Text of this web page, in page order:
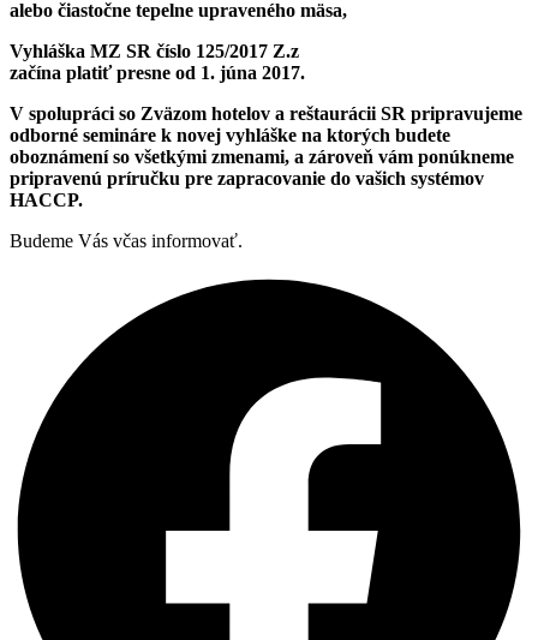
alebo čiastočne tepelne upraveného mäsa,
Vyhláška MZ SR číslo 125/2017 Z.z
začína platiť presne od 1. júna 2017.
V spolupráci so Zväzom hotelov a reštaurácii SR pripravujeme
odborné semináre k novej vyhláške na ktorých budete
oboznámení so všetkými zmenami, a zároveň vám ponúkneme
pripravenú príručku pre zapracovanie do vašich systémov
HACCP.
Budeme Vás včas informovať.